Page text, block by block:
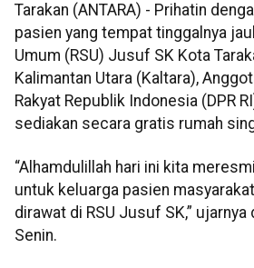
Tarakan (ANTARA) - Prihatin
pasien yang tempat tinggalnya
Umum (RSU) Jusuf SK Kota
Kalimantan Utara (Kaltara),
Rakyat Republik Indonesia (DPR
sediakan secara gratis rumah
“Alhamdulillah hari ini kita
untuk keluarga pasien
dirawat di RSU Jusuf SK,” ujarnya
Senin.